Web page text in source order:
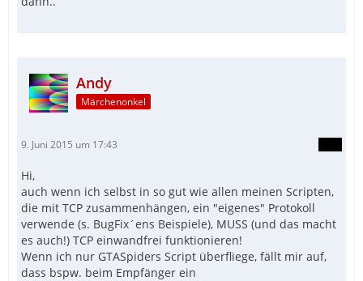
Andy
Märchenonkel
9. Juni 2015 um 17:43
Hi,
auch wenn ich selbst in so gut wie allen meinen Scripten,
die mit TCP zusammenhängen, ein "eigenes" Protokoll
verwende (s. BugFix´ens Beispiele), MUSS (und das macht
es auch!) TCP einwandfrei funktionieren!
Wenn ich nur GTASpiders Script überfliege, fällt mir auf,
dass bspw. beim Empfänger ein